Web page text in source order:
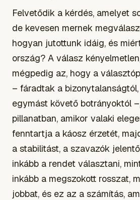
Felvetődik a kérdés, amelyet
de kevesen mernek
hogyan jutottunk idáig, és
ország? A válasz
mégpedig az, hogy a
– fáradtak a
egymást követő botrányoktól
pillanatban, amikor valaki
fenntartja a káosz érzetét,
a stabilitást, a szavazók
inkább a rendet választani,
inkább a megszokott rosszat,
jobbat, és ez az a számítás,